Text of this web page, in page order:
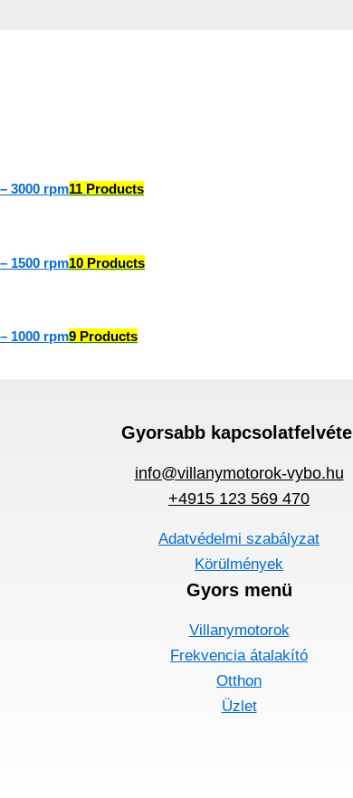
3000 rpm11 Products
1500 rpm10 Products
1000 rpm9 Products
Gyorsabb kapcsolatfelvétel
info@villanymotorok-vybo.hu
+4915 123 569 470
Adatvédelmi szabályzat
Körülmények
Gyors menü
Villanymotorok
Frekvencia átalakító
Otthon
Üzlet